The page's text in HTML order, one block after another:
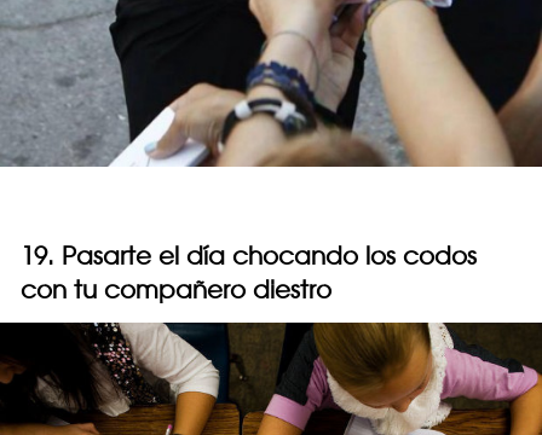
19. Pasarte el día chocando los codos
con tu compañero diestro